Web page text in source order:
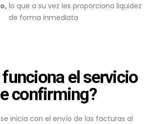
lo que a su vez les proporciona liquidez
de forma inmediata
el servicio
confirming?
inicia con el envío de las facturas al